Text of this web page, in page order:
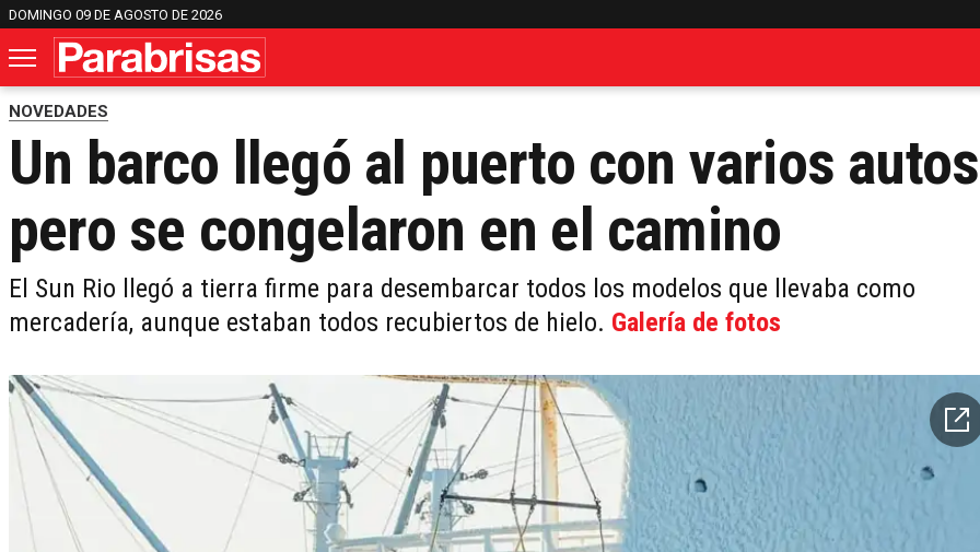
DOMINGO 09 DE AGOSTO DE 2026
NOVEDADES
Un barco llegó al puerto con varios
pero se congelaron en el camino
El Sun Rio llegó a tierra firme para desembarcar todos los modelos que llevaba como
mercadería, aunque estaban todos recubiertos de hielo. Galería de fotos